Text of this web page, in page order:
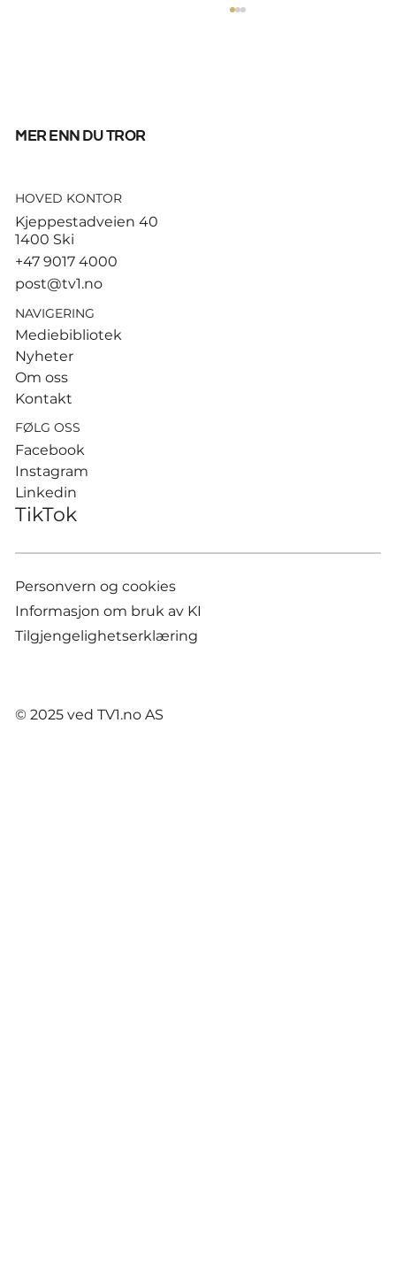
God start for de norske
Hamburg
mer enn du tror
HOVED KONTOR
Kjeppestadveien 40
1400 Ski
+47 9017 4000
post@tv1.no
NAVIGERING
Mediebibliotek
Nyheter
Om oss
Kontakt
FØLG OSS
Facebook
Instagram
Linkedin
TikTok
Personvern og cookies
Informasjon om bruk av KI
Tilgjengelighetserklæring
© 2025 ved TV1.no AS